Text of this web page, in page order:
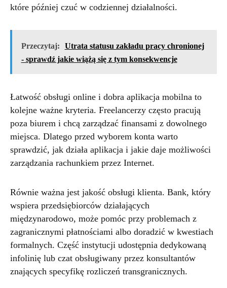
które później czuć w codziennej działalności.
Przeczytaj:
Utrata statusu zakładu pracy chronionej
- sprawdź jakie wiążą się z tym konsekwencje
Łatwość obsługi online i dobra aplikacja mobilna to
kolejne ważne kryteria. Freelancerzy często pracują
poza biurem i chcą zarządzać finansami z dowolnego
miejsca. Dlatego przed wyborem konta warto
sprawdzić, jak działa aplikacja i jakie daje możliwości
zarządzania rachunkiem przez Internet.
Równie ważna jest jakość obsługi klienta. Bank, który
wspiera przedsiębiorców działających
międzynarodowo, może pomóc przy problemach z
zagranicznymi płatnościami albo doradzić w kwestiach
formalnych. Część instytucji udostępnia dedykowaną
infolinię lub czat obsługiwany przez konsultantów
znających specyfikę rozliczeń transgranicznych.